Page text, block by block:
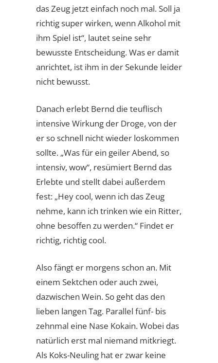
das Zeug jetzt einfach noch mal. Soll ja
richtig super wirken, wenn Alkohol mit
ihm Spiel ist“, lautet seine sehr
bewusste Entscheidung. Was er damit
anrichtet, ist ihm in der Sekunde leider
nicht bewusst.
Danach erlebt Bernd die teuflisch
intensive Wirkung der Droge, von der
er so schnell nicht wieder loskommen
sollte. „Was für ein geiler Abend, so
intensiv, wow“, resümiert Bernd das
Erlebte und stellt dabei außerdem
fest: „Hey cool, wenn ich das Zeug
nehme, kann ich trinken wie ein Ritter,
ohne besoffen zu werden.“ Findet er
richtig, richtig cool.
Also fängt er morgens schon an. Mit
einem Sektchen oder auch zwei,
dazwischen Wein. So geht das den
lieben langen Tag. Parallel fünf- bis
zehnmal eine Nase Kokain. Wobei das
natürlich erst mal niemand mitkriegt.
Als Koks-Neuling hat er zwar keine